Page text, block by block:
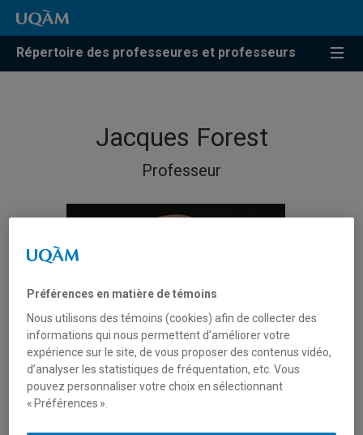
Répertoire des professeures et professeurs
Jacques Forest
Professeur
Préférences en matière de témoins
Nous utilisons des témoins (cookies) afin de collecter des
informations qui nous permettent d’améliorer votre
expérience sur le site, de vous proposer des contenus vidéo,
d’analyser les statistiques de fréquentation, etc. Vous
pouvez personnaliser votre choix en sélectionnant
« Préférences ».